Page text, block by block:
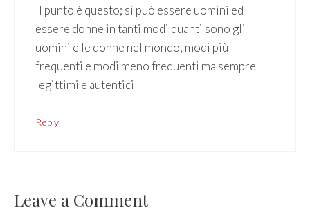
Il punto è questo; si può essere uomini ed
essere donne in tanti modi quanti sono gli
uomini e le donne nel mondo, modi più
frequenti e modi meno frequenti ma sempre
legittimi e autentici
Reply
Leave a Comment